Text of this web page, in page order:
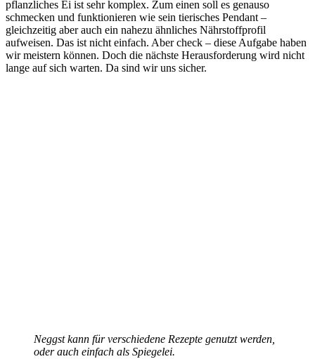
pflanzliches Ei ist sehr komplex. Zum einen soll es genauso
schmecken und funktionieren wie sein tierisches Pendant –
gleichzeitig aber auch ein nahezu ähnliches Nährstoffprofil
aufweisen. Das ist nicht einfach. Aber check – diese Aufgabe haben
wir meistern können. Doch die nächste Herausforderung wird nicht
lange auf sich warten. Da sind wir uns sicher.
Neggst kann für verschiedene Rezepte genutzt werden,
oder auch einfach als Spiegelei.